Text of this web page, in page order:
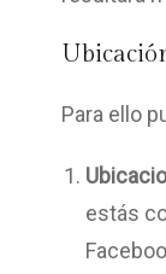
Para ello
estás